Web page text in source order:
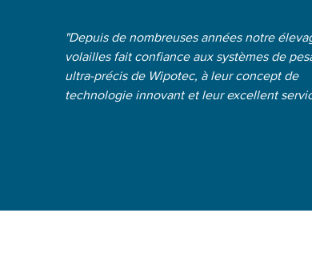
"Depuis de nombreuses années notre
volailles fait confiance aux systèmes de
ultra-précis de Wipotec, à leur concept de
technologie innovant et leur excellent